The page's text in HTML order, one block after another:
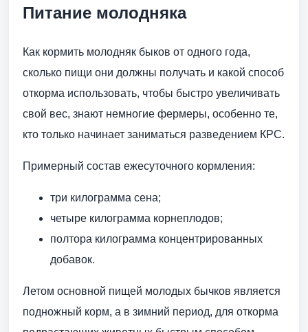
Питание молодняка
Как кормить молодняк быков от одного года,
сколько пищи они должны получать и какой способ
откорма использовать, чтобы быстро увеличивать
свой вес, знают немногие фермеры, особенно те,
кто только начинает заниматься разведением КРС.
Примерный состав ежесуточного кормления:
три килограмма сена;
четыре килограмма корнеплодов;
полтора килограмма концентрированных
добавок.
Летом основной пищей молодых бычков является
подножный корм, а в зимний период, для откорма